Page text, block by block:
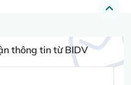
thông tin từ BIDV